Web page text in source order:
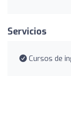
Servicios
Cursos de